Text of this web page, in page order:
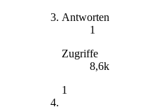
Antworten
1
Zugriffe
8,6k
1